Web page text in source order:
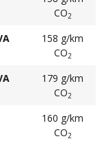
CO2
158 g/km
CO2
179 g/km
CO2
160 g/km
CO2